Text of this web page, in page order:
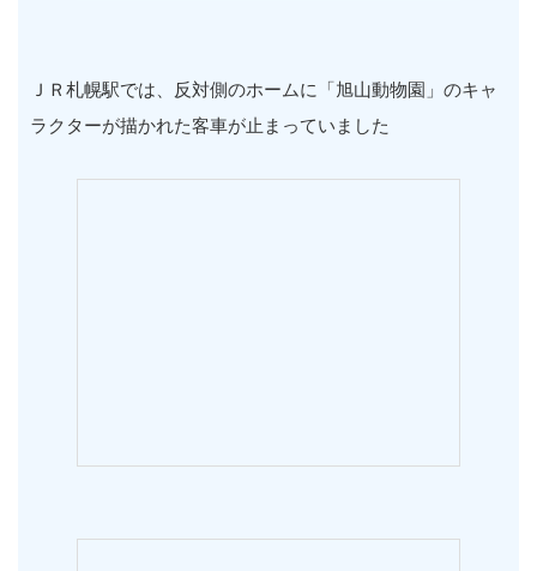
ＪＲ札幌駅では、反対側のホームに「旭山動物園」のキャ
ラクターが描かれた客車が止まっていました